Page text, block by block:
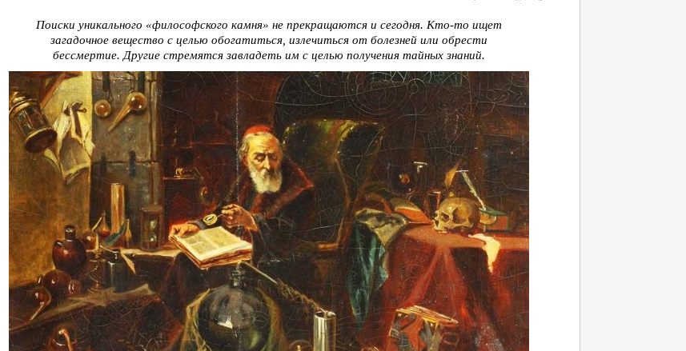
Поиски уникального «философского камня» не прекращаются и сегодня. Кто-то ищет
загадочное вещество с целью обогатиться, излечиться от болезней или обрести
бессмертие. Другие стремятся завладеть им с целью получения тайных знаний.